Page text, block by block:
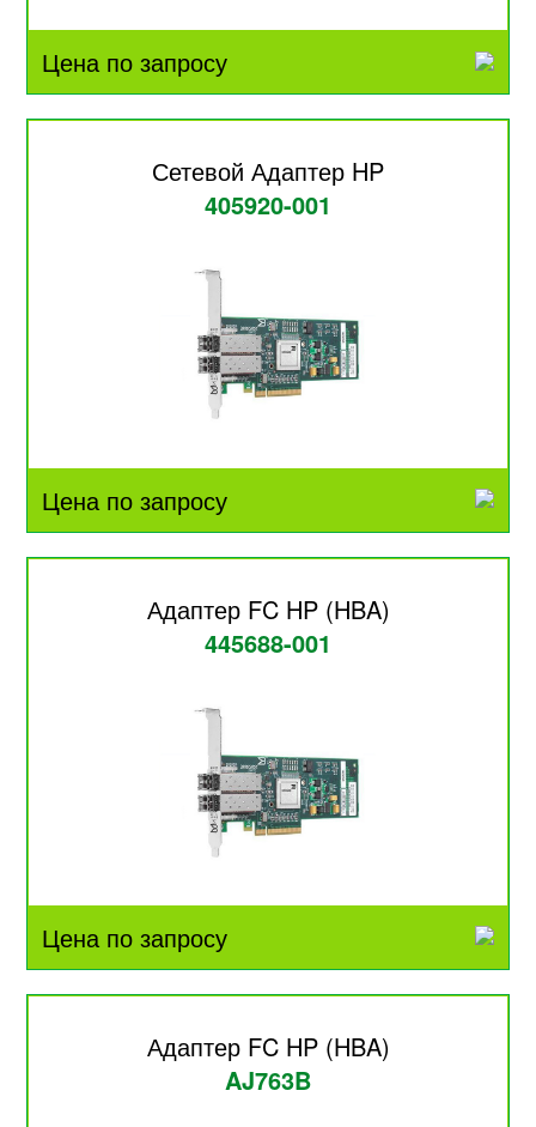
Цена по запросу
Сетевой Адаптер HP
405920-001
Цена по запросу
Адаптер FC HP (HBA)
445688-001
Цена по запросу
Адаптер FC HP (HBA)
AJ763B